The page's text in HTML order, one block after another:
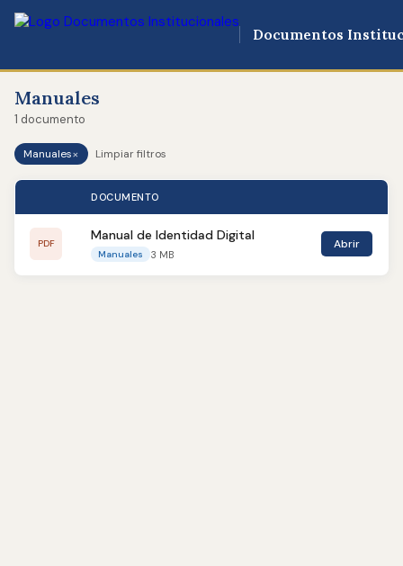
Documentos
Manuales
1 documento
Manuales× Limpiar filtros
DOCUMENTO
PDF
Manual de Identidad Digital
Manuales 3 MB
Abrir